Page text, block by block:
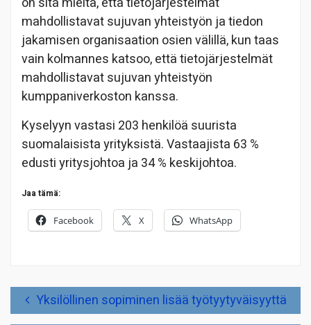
mahdollistavat sujuvan yhteistyön ja tiedon
jakamisen organisaation osien välillä, kun taas
vain kolmannes katsoo, että tietojärjestelmät
mahdollistavat sujuvan yhteistyön
kumppaniverkoston kanssa.
Kyselyyn vastasi 203 henkilöä suurista
suomalaisista yrityksistä. Vastaajista 63 %
edusti yritysjohtoa ja 34 % keskijohtoa.
Jaa tämä:
Facebook X WhatsApp
ArtikkelienYksilöllinen sopiminen lisää työtyytyväisyyttä